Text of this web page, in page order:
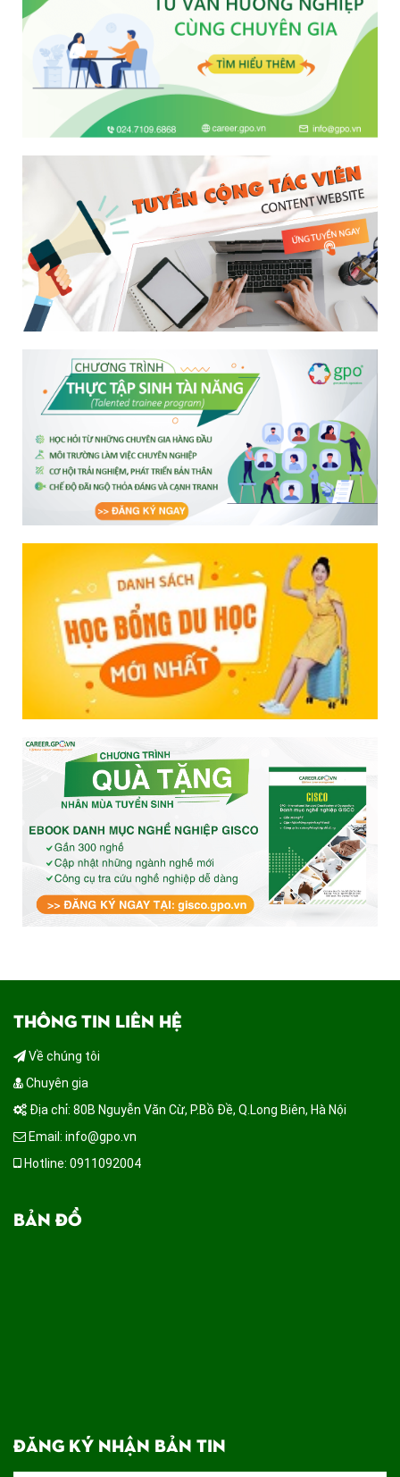
THÔNG TIN LIÊN HỆ
Về chúng tôi
Chuyên gia
Địa chỉ: 80B Nguyễn Văn Cừ, P.Bồ Đề, Q.Long Biên, Hà Nội
Email: info@gpo.vn
Hotline: 0911092004
BẢN ĐỒ
ĐĂNG KÝ NHẬN BẢN TIN